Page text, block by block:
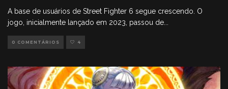
A base de usuários de Street Fighter 6 segue crescendo. O
jogo, inicialmente lançado em 2023, passou de
0 COMENTÁRIOS 4